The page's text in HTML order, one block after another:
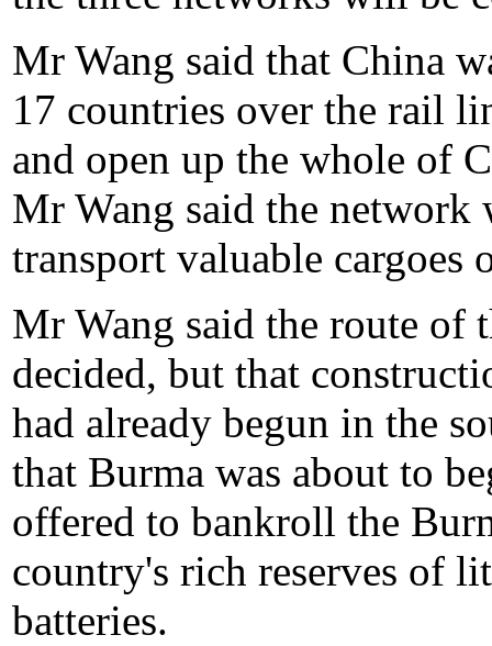
Mr Wang said that China
17 countries over the rail
and open up the whole of
Mr Wang said the
transport valuable
Mr Wang said the route of
decided, but that
had already begun in the
that Burma was about to
offered to bankroll the
country's rich reserves of
batteries.